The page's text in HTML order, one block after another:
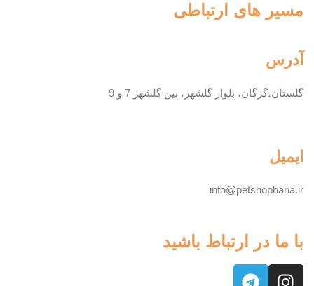
مسیر های ارتباطی
آدرس
گلستان،گرگان، بلوار گلشهر، بین گلشهر 7 و 9
ایمیل
info@petshophana.ir
با ما در ارتباط باشید